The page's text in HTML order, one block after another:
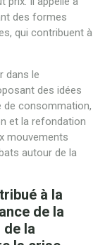
des formes
qui contribuent à
dans le
des idées
de consommation,
et la refondation
mouvements
autour de la
à la
de la
la